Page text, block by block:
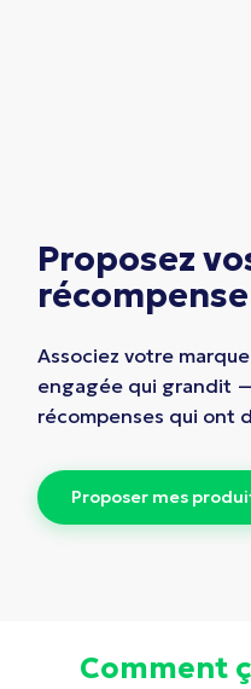
Proposez
récompense
Associez votre
engagée qui grandit
récompenses qui ont
Proposer mes produi
Comment